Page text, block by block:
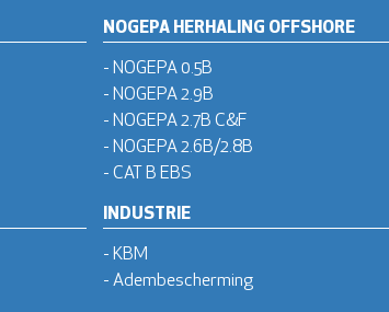
NOGEPA HERHALING OFFSHORE
- NOGEPA 0.5B
- NOGEPA 2.9B
- NOGEPA 2.7B C&F
- NOGEPA 2.6B/2.8B
- CAT B EBS
INDUSTRIE
- KBM
- Adembescherming